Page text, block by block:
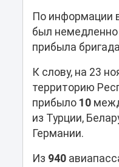
По информации
был
прибыла
К слову, на 23
территорию
прибыло 10
из Турции,
Германии.
Из 940